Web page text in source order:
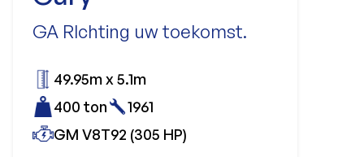
GA RIchting uw toekomst.
49.95m x 5.1m
400 ton
1961
GM V8T92 (305 HP)